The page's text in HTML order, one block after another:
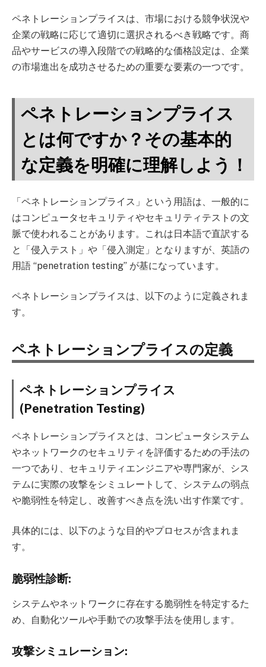
ペネトレーションプライスは、市場における競争状況や
企業の戦略に応じて適切に選択されるべき戦略です。商
品やサービスの導入段階での戦略的な価格設定は、企業
の市場進出を成功させるための重要な要素の一つです。
ペネトレーションプライス
とは何ですか？その基本的
な定義を明確に理解しよう！
「ペネトレーションプライス」という用語は、一般的に
はコンピュータセキュリティやセキュリティテストの文
脈で使われることがあります。これは日本語で直訳する
と「侵入テスト」や「侵入測定」となりますが、英語の
用語 “penetration testing” が基になっています。
ペネトレーションプライスは、以下のように定義されま
す。
ペネトレーションプライスの定義
ペネトレーションプライス
(Penetration Testing)
ペネトレーションプライスとは、コンピュータシステム
やネットワークのセキュリティを評価するための手法の
一つであり、セキュリティエンジニアや専門家が、シス
テムに実際の攻撃をシミュレートして、システムの弱点
や脆弱性を特定し、改善すべき点を洗い出す作業です。
具体的には、以下のような目的やプロセスが含まれま
す。
脆弱性診断:
システムやネットワークに存在する脆弱性を特定するた
め、自動化ツールや手動での攻撃手法を使用します。
攻撃シミュレーション: